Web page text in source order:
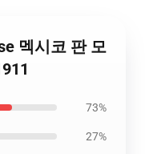
멕시코 판 모
73%
27%